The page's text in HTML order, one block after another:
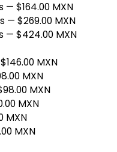
— $164.00 MXN
— $269.00 MXN
— $424.00 MXN
MXN
MXN
MXN
MXN
MXN
MXN